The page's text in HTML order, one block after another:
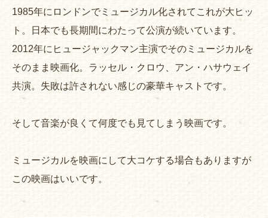
1985年にロンドンでミュージカル化されてこれが大ヒッ
ト。日本でも長期間にわたって公演が続いています。
2012年にヒュージャックマン主演でそのミュージカルを
そのまま映画化。ラッセル・クロウ、アン・ハサウェイ
共演。失敗は許されない感じの豪華キャストです。
そして音楽が良くて何度でも見てしまう映画です。
ミュージカルを映画にして大コケする場合もありますが
この映画はいいです。